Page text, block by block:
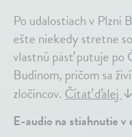
Po udalostiach v Plzni
ešte niekedy stretne
vlastnú päsť putuje po
Budínom, pričom sa
zločincov.Čítať ďalej↓
E-audio na stiahnutie